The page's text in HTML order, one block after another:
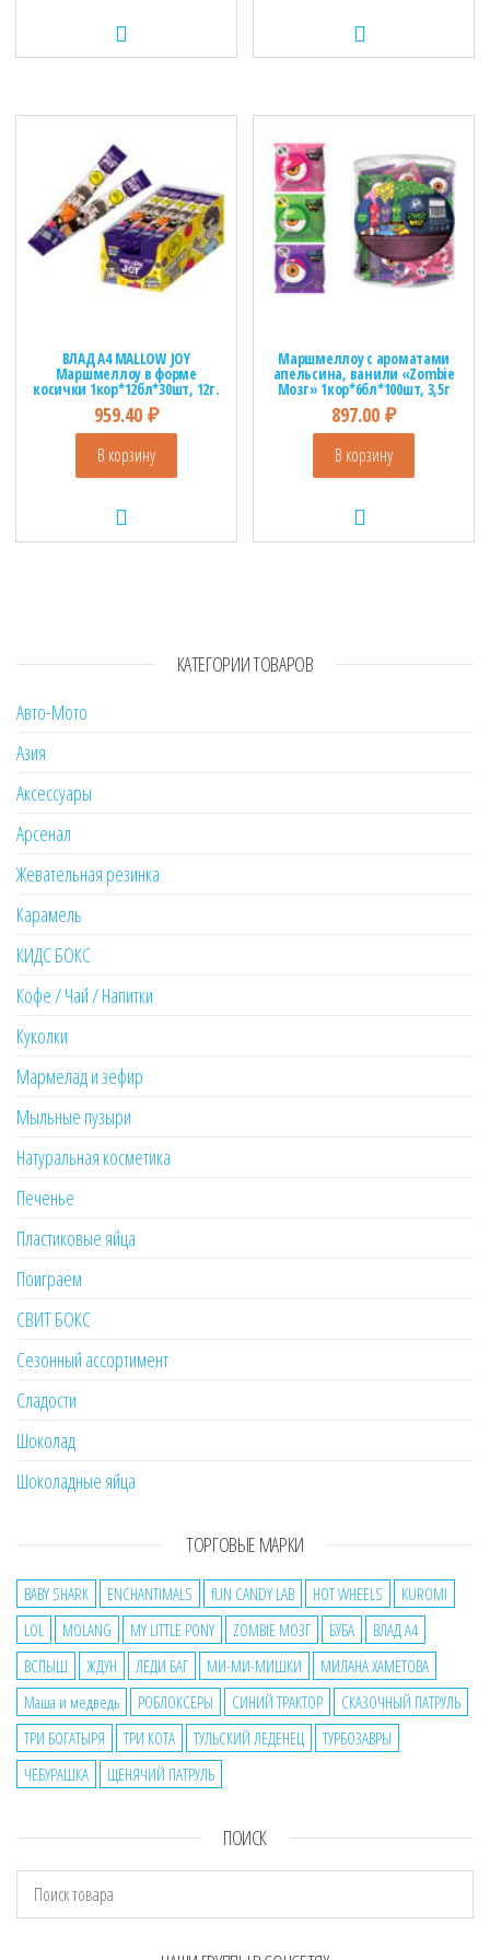
ВЛАД А4 MALLOW JOY
Маршмеллоу в форме
косички 1кор*12бл*30шт, 12г.
959.40 ₽
В корзину
Маршмеллоу с ароматами
апельсина, ванили «Zombie
Мозг» 1кор*6бл*100шт, 3,5г
897.00₽
В корзину
КАТЕГОРИИ ТОВАРОВ
Авто-Мото
Азия
Аксессуары
Арсенал
Жевательная резинка
Карамель
КИДС БОКС
Кофе / Чай / Напитки
Куколки
Мармелад и зефир
Мыльные пузыри
Натуральная косметика
Печенье
Пластиковые яйца
Поиграем
СВИТ БОКС
Сезонный ассортимент
Сладости
Шоколад
Шоколадные яйца
ТОРГОВЫЕ МАРКИ
BABY SHARK ENCHANTIMALS fUN CANDY LAB HOT WHEELS
KUROMI
LOL
MOLANG MY LITTLE PONY ZOMBIE МОЗГ БУБА
ВЛАД А4
ВСПЫШ
ЖДУН ЛЕДИ БАГ МИ-МИ-МИШКИ
МИЛАНА ХАМЕТОВА
Маша и медведь
РОБЛОКСЕРЫ СИНИЙ ТРАКТОР
СКАЗОЧНЫЙ ПАТРУЛЬ
ТРИ БОГАТЫРЯ
ТРИ КОТА ТУЛЬСКИЙ ЛЕДЕНЕЦ
ТУРБОЗАВРЫ
ЧЕБУРАШКА
ЩЕНЯЧИЙ ПАТРУЛЬ
ПОИСК